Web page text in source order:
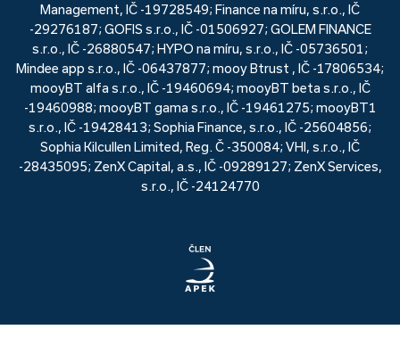
Management, IČ -19728549; Finance na míru, s.r.o., IČ
-29276187; GOFIS s.r.o., IČ -01506927; GOLEM FINANCE
s.r.o., IČ -26880547; HYPO na míru, s.r.o., IČ -05736501;
Mindee app s.r.o., IČ -06437877; mooy Btrust , IČ -17806534;
mooyBT alfa s.r.o., IČ -19460694; mooyBT beta s.r.o., IČ
-19460988; mooyBT gama s.r.o., IČ -19461275; mooyBT1
s.r.o., IČ -19428413; Sophia Finance, s.r.o., IČ -25604856;
Sophia Kilcullen Limited, Reg. Č -350084; VHI, s.r.o., IČ
-28435095; ZenX Capital, a.s., IČ -09289127; ZenX Services,
s.r.o., IČ -24124770